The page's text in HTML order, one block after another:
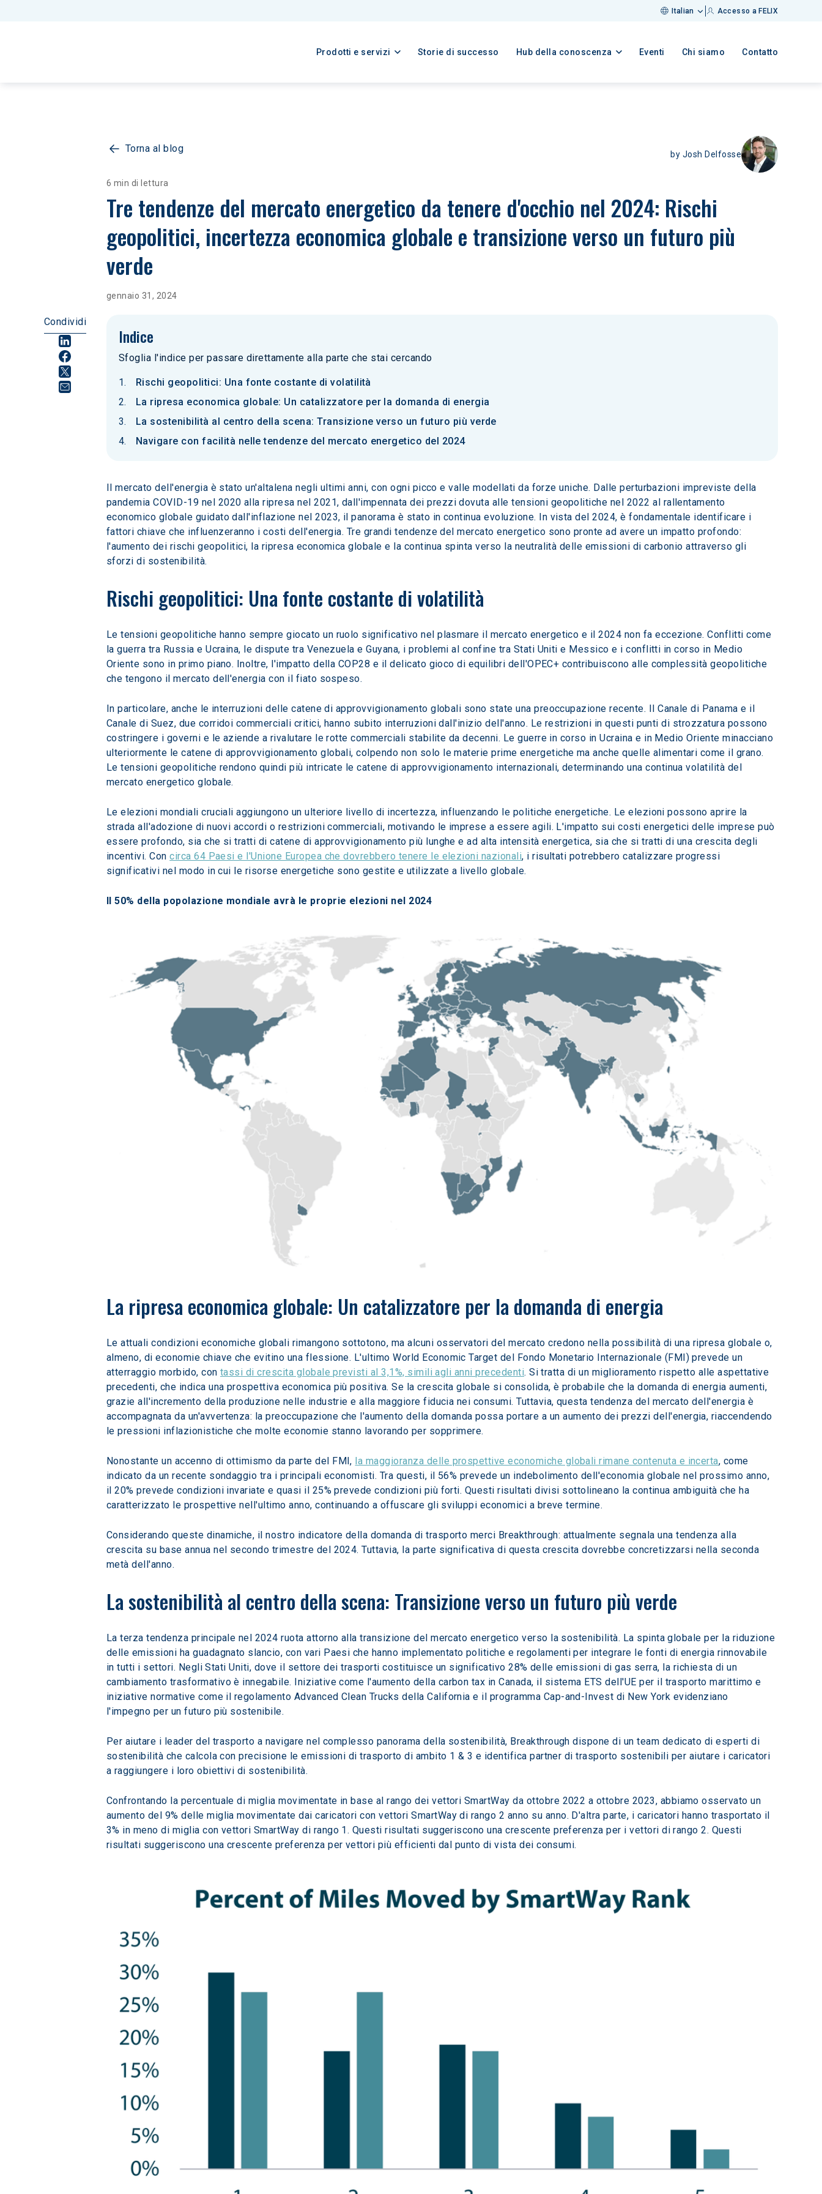
Italian Accesso a FELIX
Prodotti e servizi Storie di successo Hub della conoscenza Eventi Chi siamo Contatto
Torna al blog by Josh Delfosse
6 min di lettura
Tre tendenze del mercato energetico da tenere d'occhio nel 2024: Rischi
geopolitici, incertezza economica globale e transizione verso un futuro più
verde
gennaio 31, 2024
Condividi
Indice
Sfoglia l'indice per passare direttamente alla parte che stai cercando
Rischi geopolitici: Una fonte costante di volatilità
La ripresa economica globale: Un catalizzatore per la domanda di energia
La sostenibilità al centro della scena: Transizione verso un futuro più verde
Navigare con facilità nelle tendenze del mercato energetico del 2024
Il mercato dell'energia è stato un'altalena negli ultimi anni, con ogni picco e valle modellati da forze uniche. Dalle perturbazioni impreviste della
pandemia COVID-19 nel 2020 alla ripresa nel 2021, dall'impennata dei prezzi dovuta alle tensioni geopolitiche nel 2022 al rallentamento
economico globale guidato dall'inflazione nel 2023, il panorama è stato in continua evoluzione. In vista del 2024, è fondamentale identificare i
fattori chiave che influenzeranno i costi dell'energia. Tre grandi tendenze del mercato energetico sono pronte ad avere un impatto profondo:
l'aumento dei rischi geopolitici, la ripresa economica globale e la continua spinta verso la neutralità delle emissioni di carbonio attraverso gli
sforzi di sostenibilità.
Rischi geopolitici: Una fonte costante di volatilità
Le tensioni geopolitiche hanno sempre giocato un ruolo significativo nel plasmare il mercato energetico e il 2024 non fa eccezione. Conflitti come
la guerra tra Russia e Ucraina, le dispute tra Venezuela e Guyana, i problemi al confine tra Stati Uniti e Messico e i conflitti in corso in Medio
Oriente sono in primo piano. Inoltre, l'impatto della COP28 e il delicato gioco di equilibri dell'OPEC+ contribuiscono alle complessità geopolitiche
che tengono il mercato dell'energia con il fiato sospeso.
In particolare, anche le interruzioni delle catene di approvvigionamento globali sono state una preoccupazione recente. Il Canale di Panama e il
Canale di Suez, due corridoi commerciali critici, hanno subito interruzioni dall'inizio dell'anno. Le restrizioni in questi punti di strozzatura possono
costringere i governi e le aziende a rivalutare le rotte commerciali stabilite da decenni. Le guerre in corso in Ucraina e in Medio Oriente minacciano
ulteriormente le catene di approvvigionamento globali, colpendo non solo le materie prime energetiche ma anche quelle alimentari come il grano.
Le tensioni geopolitiche rendono quindi più intricate le catene di approvvigionamento internazionali, determinando una continua volatilità del
mercato energetico globale.
Le elezioni mondiali cruciali aggiungono un ulteriore livello di incertezza, influenzando le politiche energetiche. Le elezioni possono aprire la
strada all'adozione di nuovi accordi o restrizioni commerciali, motivando le imprese a essere agili. L'impatto sui costi energetici delle imprese può
essere profondo, sia che si tratti di catene di approvvigionamento più lunghe e ad alta intensità energetica, sia che si tratti di una crescita degli
incentivi. Con circa 64 Paesi e l'Unione Europea che dovrebbero tenere le elezioni nazionali, i risultati potrebbero catalizzare progressi
significativi nel modo in cui le risorse energetiche sono gestite e utilizzate a livello globale.
Il 50% della popolazione mondiale avrà le proprie elezioni nel 2024
La ripresa economica globale: Un catalizzatore per la domanda di energia
Le attuali condizioni economiche globali rimangono sottotono, ma alcuni osservatori del mercato credono nella possibilità di una ripresa globale o,
almeno, di economie chiave che evitino una flessione. L'ultimo World Economic Target del Fondo Monetario Internazionale (FMI) prevede un
atterraggio morbido, con tassi di crescita globale previsti al 3,1%, simili agli anni precedenti. Si tratta di un miglioramento rispetto alle aspettative
precedenti, che indica una prospettiva economica più positiva. Se la crescita globale si consolida, è probabile che la domanda di energia aumenti,
grazie all'incremento della produzione nelle industrie e alla maggiore fiducia nei consumi. Tuttavia, questa tendenza del mercato dell'energia è
accompagnata da un'avvertenza: la preoccupazione che l'aumento della domanda possa portare a un aumento dei prezzi dell'energia, riaccendendo
le pressioni inflazionistiche che molte economie stanno lavorando per sopprimere.
Nonostante un accenno di ottimismo da parte del FMI, la maggioranza delle prospettive economiche globali rimane contenuta e incerta, come
indicato da un recente sondaggio tra i principali economisti. Tra questi, il 56% prevede un indebolimento dell'economia globale nel prossimo anno,
il 20% prevede condizioni invariate e quasi il 25% prevede condizioni più forti. Questi risultati divisi sottolineano la continua ambiguità che ha
caratterizzato le prospettive nell'ultimo anno, continuando a offuscare gli sviluppi economici a breve termine.
Considerando queste dinamiche, il nostro indicatore della domanda di trasporto merci Breakthrough: attualmente segnala una tendenza alla
crescita su base annua nel secondo trimestre del 2024. Tuttavia, la parte significativa di questa crescita dovrebbe concretizzarsi nella seconda
metà dell'anno.
La sostenibilità al centro della scena: Transizione verso un futuro più verde
La terza tendenza principale nel 2024 ruota attorno alla transizione del mercato energetico verso la sostenibilità. La spinta globale per la riduzione
delle emissioni ha guadagnato slancio, con vari Paesi che hanno implementato politiche e regolamenti per integrare le fonti di energia rinnovabile
in tutti i settori. Negli Stati Uniti, dove il settore dei trasporti costituisce un significativo 28% delle emissioni di gas serra, la richiesta di un
cambiamento trasformativo è innegabile. Iniziative come l'aumento della carbon tax in Canada, il sistema ETS dell'UE per il trasporto marittimo e
iniziative normative come il regolamento Advanced Clean Trucks della California e il programma Cap-and-Invest di New York evidenziano
l'impegno per un futuro più sostenibile.
Per aiutare i leader del trasporto a navigare nel complesso panorama della sostenibilità, Breakthrough dispone di un team dedicato di esperti di
sostenibilità che calcola con precisione le emissioni di trasporto di ambito 1 & 3 e identifica partner di trasporto sostenibili per aiutare i caricatori
a raggiungere i loro obiettivi di sostenibilità.
Confrontando la percentuale di miglia movimentate in base al rango dei vettori SmartWay da ottobre 2022 a ottobre 2023, abbiamo osservato un
aumento del 9% delle miglia movimentate dai caricatori con vettori SmartWay di rango 2 anno su anno. D'altra parte, i caricatori hanno trasportato il
3% in meno di miglia con vettori SmartWay di rango 1. Questi risultati suggeriscono una crescente preferenza per i vettori di rango 2. Questi
risultati suggeriscono una crescente preferenza per vettori più efficienti dal punto di vista dei consumi.